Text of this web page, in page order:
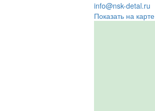
info@nsk-detal.ru
Показать на карте